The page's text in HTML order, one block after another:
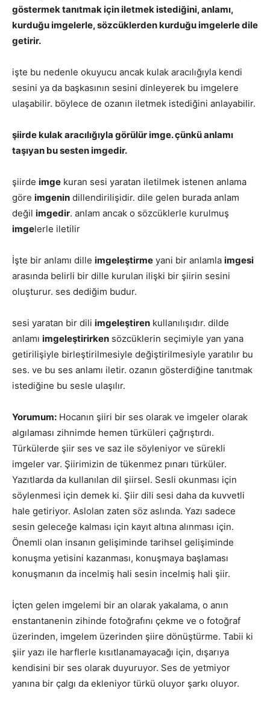
göstermek tanıtmak için iletmek istediğini, anlamı,
kurduğu imgelerle, sözcüklerden kurduğu imgelerle dile
getirir.
işte bu nedenle okuyucu ancak kulak aracılığıyla kendi
sesini ya da başkasının sesini dinleyerek bu imgelere
ulaşabilir. böylece de ozanın iletmek istediğini anlayabilir.
şiirde kulak aracılığıyla görülür imge. çünkü anlamı
taşıyan bu sesten imgedir.
şiirde imge kuran sesi yaratan iletilmek istenen anlama
göre imgenin dillendirilişidir. dile gelen burada anlam
değil imgedir. anlam ancak o sözcüklerle kurulmuş
imgelerle iletilir
İşte bir anlamı dille imgeleştirme yani bir anlamla imgesi
arasında belirli bir dille kurulan ilişki bir şiirin sesini
oluşturur. ses dediğim budur.
sesi yaratan bir dili imgeleştiren kullanılışıdır. dilde
anlamı imgeleştirirken sözcüklerin seçimiyle yan yana
getirilişiyle birleştirilmesiyle değiştirilmesiyle yaratılır bu
ses. ve bu ses anlamı iletir. ozanın gösterdiğine tanıtmak
istediğine bu sesle ulaşılır.
Yorumum: Hocanın şiiri bir ses olarak ve imgeler olarak
algılaması zihnimde hemen türküleri çağrıştırdı.
Türkülerde şiir ses ve saz ile söyleniyor ve sürekli
imgeler var. Şiirimizin de tükenmez pınarı türküler.
Yazıtlarda da kullanılan dil şiirsel. Sesli okunması için
söylenmesi için demek ki. Şiir dili sesi daha da kuvvetli
hale getiriyor. Aslolan zaten söz aslında. Yazı sadece
sesin geleceğe kalması için kayıt altına alınması için.
Önemli olan insanın gelişiminde tarihsel gelişiminde
konuşma yetisini kazanması, konuşmaya başlaması
konuşmanın da incelmiş hali sesin incelmiş hali şiir.
İçten gelen imgelemi bir an olarak yakalama, o anın
enstantanenin zihinde fotoğrafını çekme ve o fotoğraf
üzerinden, imgelem üzerinden şiire dönüştürme. Tabii ki
şiir yazı ile harflerle kısıtlanamayacağı için, dışarıya
kendisini bir ses olarak duyuruyor. Ses de yetmiyor
yanına bir çalgı da ekleniyor türkü oluyor şarkı oluyor.